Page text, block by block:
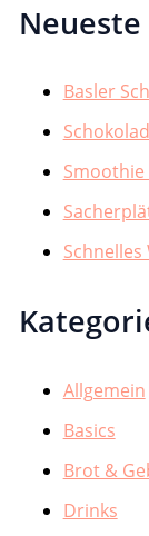
Basler
Smoothie
Allgemein
Basics
Brot &
Drinks